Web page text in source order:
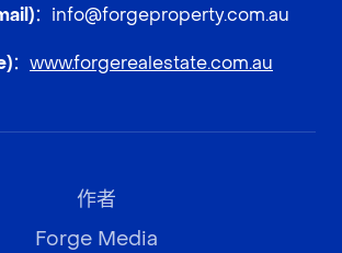
： info@forgeproperty.com.au
www.forgerealestate.com.au
作者
Forge Media